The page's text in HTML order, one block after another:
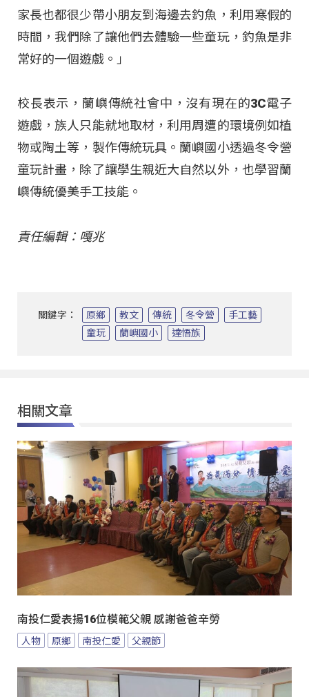
家長也都很少帶小朋友到海邊去釣魚，利用寒假的
時間，我們除了讓他們去體驗一些童玩，釣魚是非
常好的一個遊戲。」
校長表示，蘭嶼傳統社會中，沒有現在的3C電子
遊戲，族人只能就地取材，利用周遭的環境例如植
物或陶土等，製作傳統玩具。蘭嶼國小透過冬令營
童玩計畫，除了讓學生親近大自然以外，也學習蘭
嶼傳統優美手工技能。
責任編輯：嘎兆
關鍵字： 原鄉 教文 傳統 冬令營
手工藝
童玩
蘭嶼國小 達悟族
相關文章
南投仁愛表揚16位模範父親 感謝爸爸辛勞
人物 原鄉 南投仁愛 父親節